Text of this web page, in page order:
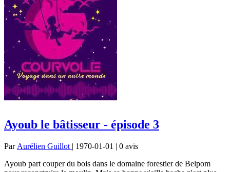
Ayoub le bâtisseur - épisode 3
Par Aurélien Guillot | 1970-01-01 | 0 avis
Ayoub part couper du bois dans le domaine forestier de Belpom